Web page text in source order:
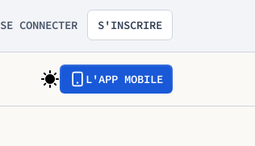
SE CONNECTER S'INSCRIRE
L'APP MOBILE